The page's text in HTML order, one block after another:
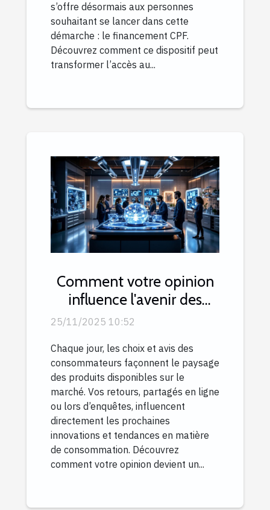
s’offre désormais aux personnes
souhaitant se lancer dans cette
démarche : le financement CPF.
Découvrez comment ce dispositif peut
transformer l’accès au...
Comment votre opinion
influence l'avenir des
produits de
25/11/2025 10:52
Chaque jour, les choix et avis des
consommateurs façonnent le paysage
des produits disponibles sur le
marché. Vos retours, partagés en ligne
ou lors d’enquêtes, influencent
directement les prochaines
innovations et tendances en matière
de consommation. Découvrez
comment votre opinion devient un...